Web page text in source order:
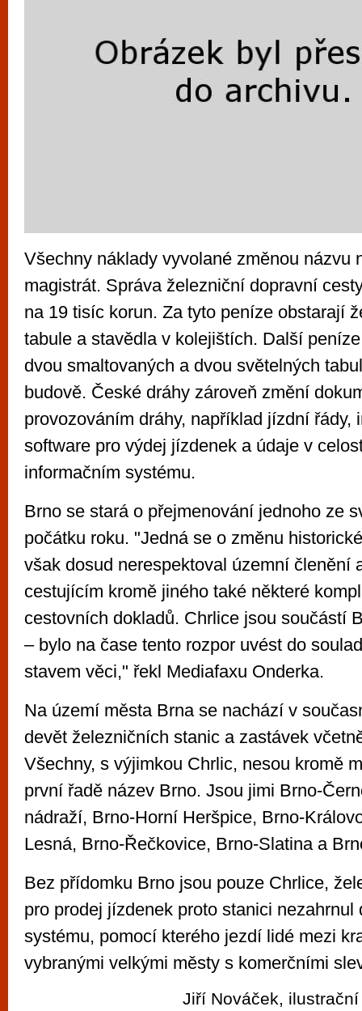
Všechny náklady vyvolané změnou názvu
magistrát. Správa železniční dopravní
na 19 tisíc korun. Za tyto peníze obstarají
tabule a stavědla v kolejištích. Další
dvou smaltovaných a dvou světelných
budově. České dráhy zároveň změní
provozováním dráhy, například jízdní řády,
software pro výdej jízdenek a údaje v
informačním systému.
Brno se stará o přejmenování jednoho ze
počátku roku. "Jedná se o změnu
však dosud nerespektoval územní členění
cestujícím kromě jiného také některé
cestovních dokladů. Chrlice jsou součástí
– bylo na čase tento rozpor uvést do
stavem věci," řekl Mediafaxu Onderka.
Na území města Brna se nachází v
devět železničních stanic a zastávek
Všechny, s výjimkou Chrlic, nesou kromě
první řadě název Brno. Jsou jimi Brno-
nádraží, Brno-Horní Heršpice, Brno-
Lesná, Brno-Řečkovice, Brno-Slatina a
Bez přídomku Brno jsou pouze Chrlice,
pro prodej jízdenek proto stanici nezahrnul
systému, pomocí kterého jezdí lidé mezi
vybranými velkými městy s komerčními
Jiří Nováček,